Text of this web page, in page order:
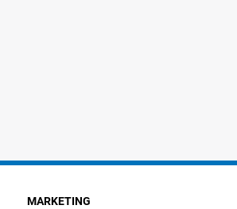
MARKETING